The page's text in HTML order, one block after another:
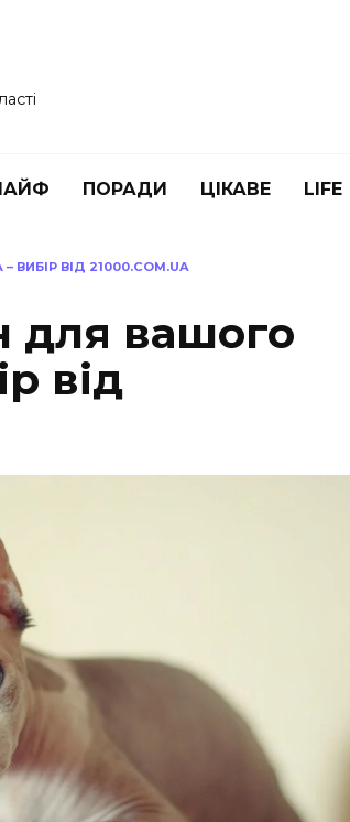
ПОРАДИ ЦІКАВЕ LIFE
ВІД 21000.COM.UA
для вашого
від